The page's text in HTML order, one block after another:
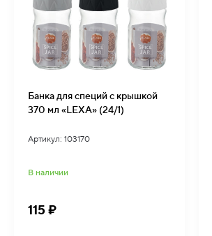
Банка для специй с крышкой
370 мл «LEXA» (24/1)
Артикул: 103170
В наличии
115 ₽